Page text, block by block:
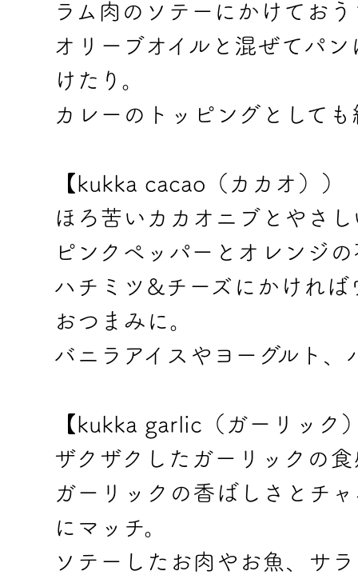
ラム肉のソテーにかけてお
オリーブオイルと混ぜてパ
けたり。
カレーのトッピングとしても
【kukka cacao（カカオ））
ほろ苦いカカオニブとやさ
ピンクペッパーとオレンジ
ハチミツ&チーズにかけれ
おつまみに。
バニラアイスやヨーグルト
【kukka garlic（ガーリック
ザクザクしたガーリックの
ガーリックの香ばしさとチ
にマッチ。
ソテーしたお肉やお魚、サ